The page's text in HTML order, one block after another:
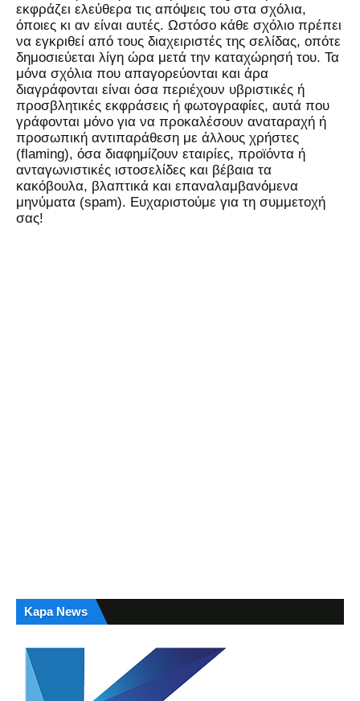
εκφράζει ελεύθερα τις απόψεις του στα σχόλια,
όποιες κι αν είναι αυτές. Ωστόσο κάθε σχόλιο πρέπει
να εγκριθεί από τους διαχειριστές της σελίδας, οπότε
δημοσιεύεται λίγη ώρα μετά την καταχώρησή του. Τα
μόνα σχόλια που απαγορεύονται και άρα
διαγράφονται είναι όσα περιέχουν υβριστικές ή
προσβλητικές εκφράσεις ή φωτογραφίες, αυτά που
γράφονται μόνο για να προκαλέσουν αναταραχή ή
προσωπική αντιπαράθεση με άλλους χρήστες
(flaming), όσα διαφημίζουν εταιρίες, προϊόντα ή
ανταγωνιστικές ιστοσελίδες και βέβαια τα
κακόβουλα, βλαπτικά και επαναλαμβανόμενα
μηνύματα (spam). Ευχαριστούμε για τη συμμετοχή
σας!
Kapa News